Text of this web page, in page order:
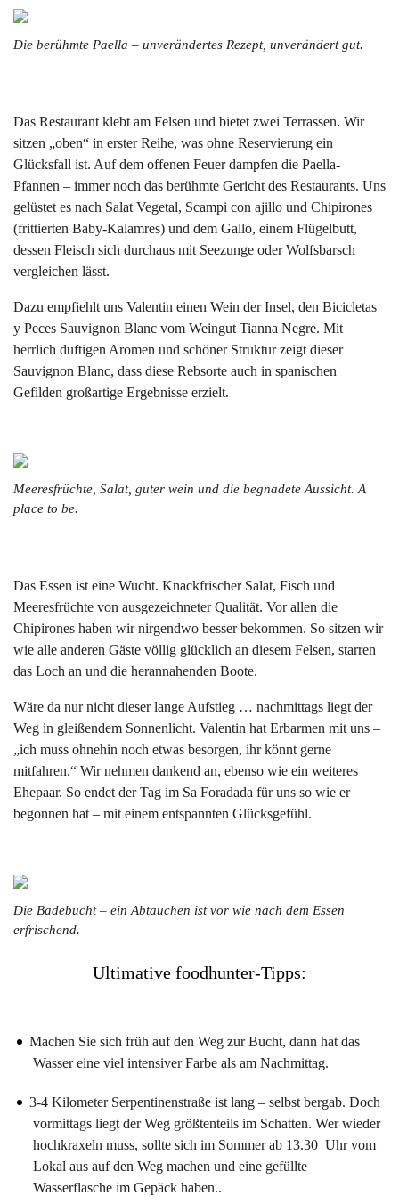
Die berühmte Paella – unverändertes Rezept, unverändert gut.
Das Restaurant klebt am Felsen und bietet zwei Terrassen. Wir
sitzen „oben“ in erster Reihe, was ohne Reservierung ein
Glücksfall ist. Auf dem offenen Feuer dampfen die Paella-
Pfannen – immer noch das berühmte Gericht des Restaurants. Uns
gelüstet es nach Salat Vegetal, Scampi con ajillo und Chipirones
(frittierten Baby-Kalamres) und dem Gallo, einem Flügelbutt,
dessen Fleisch sich durchaus mit Seezunge oder Wolfsbarsch
vergleichen lässt.
Dazu empfiehlt uns Valentin einen Wein der Insel, den Bicicletas
y Peces Sauvignon Blanc vom Weingut Tianna Negre. Mit
herrlich duftigen Aromen und schöner Struktur zeigt dieser
Sauvignon Blanc, dass diese Rebsorte auch in spanischen
Gefilden großartige Ergebnisse erzielt.
Meeresfrüchte, Salat, guter wein und die begnadete Aussicht. A
place to be.
Das Essen ist eine Wucht. Knackfrischer Salat, Fisch und
Meeresfrüchte von ausgezeichneter Qualität. Vor allen die
Chipirones haben wir nirgendwo besser bekommen. So sitzen wir
wie alle anderen Gäste völlig glücklich an diesem Felsen, starren
das Loch an und die herannahenden Boote.
Wäre da nur nicht dieser lange Aufstieg … nachmittags liegt der
Weg in gleißendem Sonnenlicht. Valentin hat Erbarmen mit uns –
„ich muss ohnehin noch etwas besorgen, ihr könnt gerne
mitfahren.“ Wir nehmen dankend an, ebenso wie ein weiteres
Ehepaar. So endet der Tag im Sa Foradada für uns so wie er
begonnen hat – mit einem entspannten Glücksgefühl.
Die Badebucht – ein Abtauchen ist vor wie nach dem Essen
erfrischend.
Ultimative foodhunter-Tipps:
Machen Sie sich früh auf den Weg zur Bucht, dann hat das
Wasser eine viel intensiver Farbe als am Nachmittag.
3-4 Kilometer Serpentinenstraße ist lang – selbst bergab. Doch
vormittags liegt der Weg größtenteils im Schatten. Wer wieder
hochkraxeln muss, sollte sich im Sommer ab 13.30 Uhr vom
Lokal aus auf den Weg machen und eine gefüllte
Wasserflasche im Gepäck haben..